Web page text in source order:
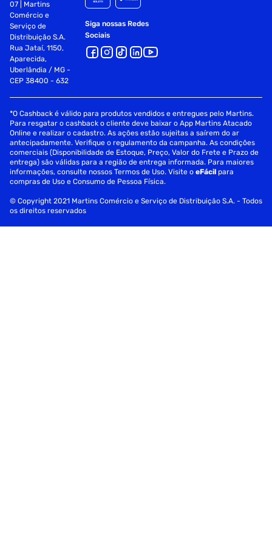
07 | Martins
Comércio e
Serviço de
Distribuição S.A.
Rua Jataí, 1150,
Aparecida,
Uberlândia / MG -
CEP 38400 - 632
Siga nossas Redes
Sociais
*O Cashback é válido para produtos vendidos e entregues pelo Martins.
Para resgatar o cashback o cliente deve baixar o App Martins Atacado
Online e realizar o cadastro. As ações estão sujeitas a saírem do ar
antecipadamente. Verifique o regulamento da campanha. As condições
comerciais (Disponibilidade de Estoque, Preço, Valor do Frete e Prazo de
entrega) são válidas para a região de entrega informada. Para maiores
informações, consulte nossos Termos de Uso. Visite oeFácil para
compras de Uso e Consumo de Pessoa Física.
© Copyright 2021 Martins Comércio e Serviço de Distribuição S.A. - Todos
os direitos reservados